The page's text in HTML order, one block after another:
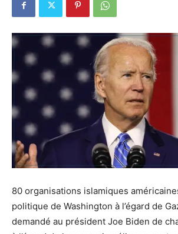
80 organisations islamiques
politique de Washington à l’égard de
demandé au président Joe Biden de